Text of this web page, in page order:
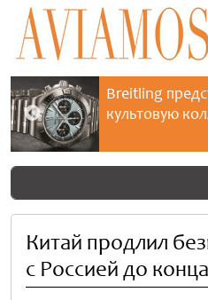
Breitling
культовую
Китай продлил
с Россией до